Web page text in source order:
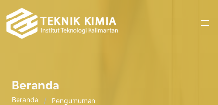
Beranda
Beranda Pengumuman